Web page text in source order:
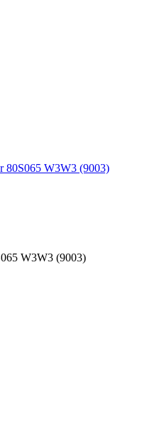
80S065 W3W3 (9003)
W3W3 (9003)